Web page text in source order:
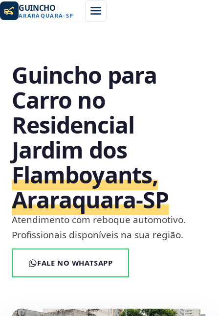
GUINCHO
ARARAQUARA-SP
Guincho para
Carro no
Residencial
Jardim dos
Flamboyants,
Araraquara‑SP
Atendimento com reboque automotivo.
Profissionais disponíveis na sua região.
FALE NO WHATSAPP